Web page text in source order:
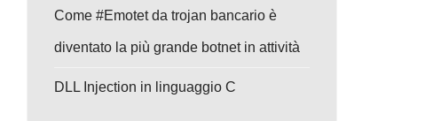
Come #Emotet da trojan bancario è
diventato la più grande botnet in attività
DLL Injection in linguaggio C